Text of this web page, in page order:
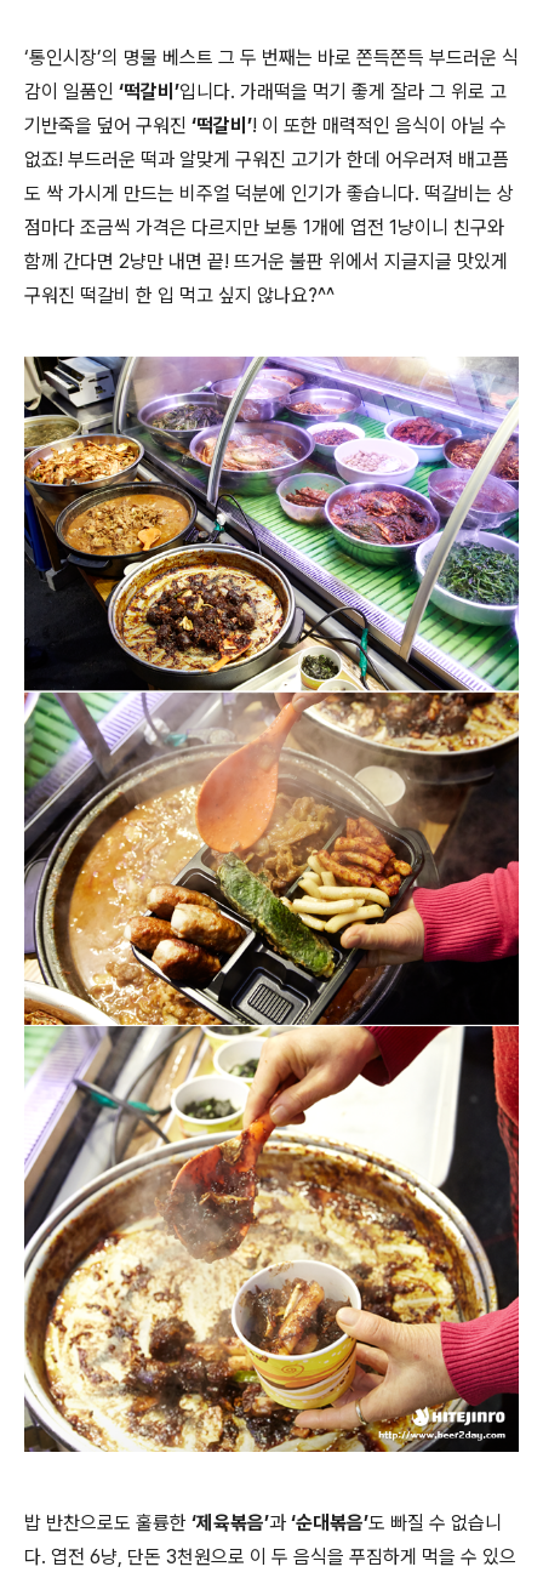
‘통인시장’의 명물 베스트 그 두 번째는 바로 쫀득쫀득 부드러운 식
감이 일품인 ‘떡갈비’입니다. 가래떡을 먹기 좋게 잘라 그 위로 고
기반죽을 덮어 구워진 ‘떡갈비’! 이 또한 매력적인 음식이 아닐 수
없죠! 부드러운 떡과 알맞게 구워진 고기가 한데 어우러져 배고픔
도 싹 가시게 만드는 비주얼 덕분에 인기가 좋습니다. 떡갈비는 상
점마다 조금씩 가격은 다르지만 보통 1개에 엽전 1냥이니 친구와
함께 간다면 2냥만 내면 끝! 뜨거운 불판 위에서 지글지글 맛있게
구워진 떡갈비 한 입 먹고 싶지 않나요?^^
밥 반찬으로도 훌륭한 ‘제육볶음’과 ‘순대볶음’도 빠질 수 없습니
다. 엽전 6냥, 단돈 3천원으로 이 두 음식을 푸짐하게 먹을 수 있으